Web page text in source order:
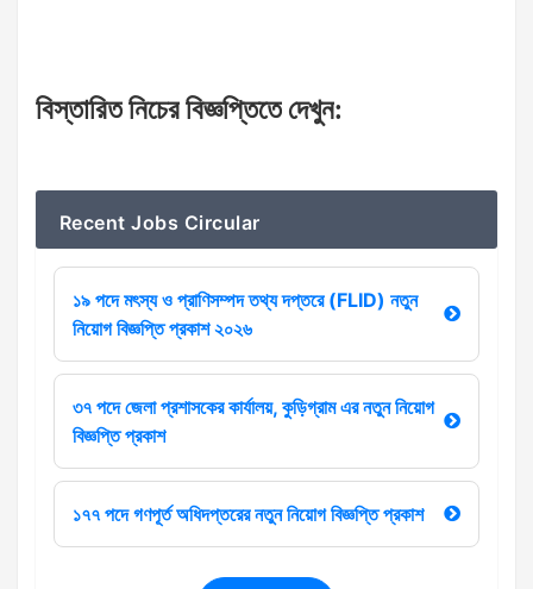
বিস্তারিতনিচেরবিজ্ঞপ্তিতে দেখুন:
Recent Jobs Circular
১৯ পদে মৎস্য ও প্রাণিসম্পদ তথ্য দপ্তরে (FLID) নতুন
নিয়োগ বিজ্ঞপ্তি প্রকাশ ২০২৬
৩৭ পদে জেলা প্রশাসকের কার্যালয়, কুড়িগ্রাম এর নতুন নিয়োগ
বিজ্ঞপ্তি প্রকাশ
১৭৭ পদে গণপূর্ত অধিদপ্তরের নতুন নিয়োগ বিজ্ঞপ্তি প্রকাশ